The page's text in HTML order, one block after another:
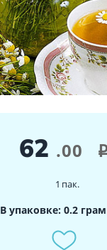
62 .00
1 пак.
В упаковке: 0.2